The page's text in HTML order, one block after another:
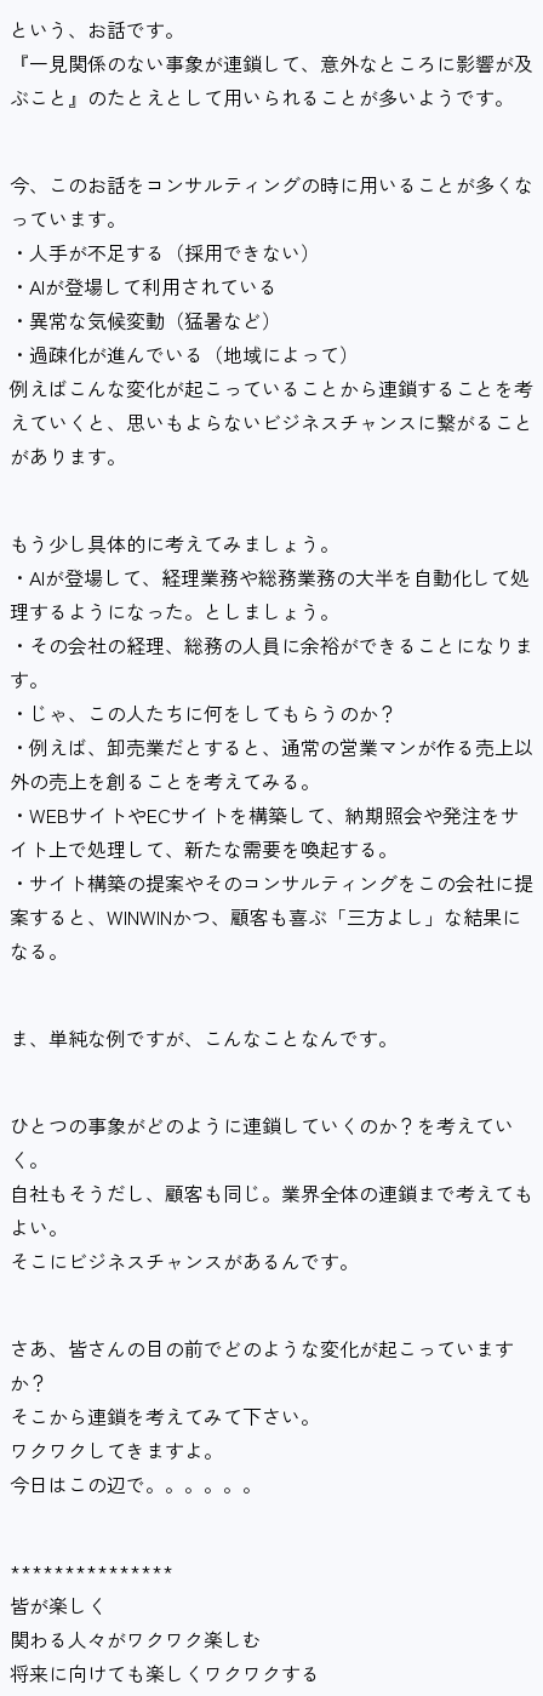
という、お話です。
『一見関係のない事象が連鎖して、意外なところに影響が及
ぶこと』のたとえとして用いられることが多いようです。
今、このお話をコンサルティングの時に用いることが多くな
っています。
・人手が不足する（採用できない）
・AIが登場して利用されている
・異常な気候変動（猛暑など）
・過疎化が進んでいる（地域によって）
例えばこんな変化が起こっていることから連鎖することを考
えていくと、思いもよらないビジネスチャンスに繋がること
があります。
もう少し具体的に考えてみましょう。
・AIが登場して、経理業務や総務業務の大半を自動化して処
理するようになった。としましょう。
・その会社の経理、総務の人員に余裕ができることになりま
す。
・じゃ、この人たちに何をしてもらうのか？
・例えば、卸売業だとすると、通常の営業マンが作る売上以
外の売上を創ることを考えてみる。
・WEBサイトやECサイトを構築して、納期照会や発注をサ
イト上で処理して、新たな需要を喚起する。
・サイト構築の提案やそのコンサルティングをこの会社に提
案すると、WINWINかつ、顧客も喜ぶ「三方よし」な結果に
なる。
ま、単純な例ですが、こんなことなんです。
ひとつの事象がどのように連鎖していくのか？を考えてい
く。
自社もそうだし、顧客も同じ。業界全体の連鎖まで考えても
よい。
そこにビジネスチャンスがあるんです。
さあ、皆さんの目の前でどのような変化が起こっています
か？
そこから連鎖を考えてみて下さい。
ワクワクしてきますよ。
今日はこの辺で。。。。。。
***************
皆が楽しく
関わる人々がワクワク楽しむ
将来に向けても楽しくワクワクする